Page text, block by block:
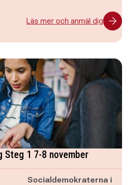
Läs mer och anmäl dig
Steg 1 7-8 november
Socialdemokraterna i